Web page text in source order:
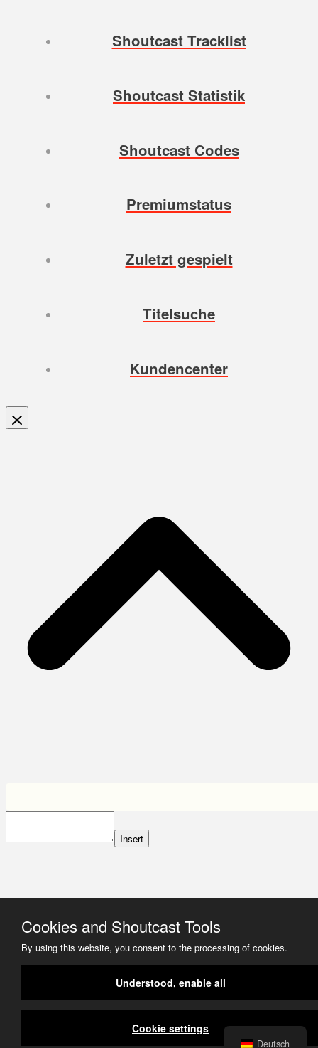
Shoutcast Tracklist
Shoutcast Statistik
Shoutcast Codes
Premiumstatus
Zuletzt gespielt
Titelsuche
Kundencenter
Deutsch
Insert
Cookies and Shoutcast Tools
By using this website, you consent to the processing of cookies.
Understood, enable all
Cookie settings